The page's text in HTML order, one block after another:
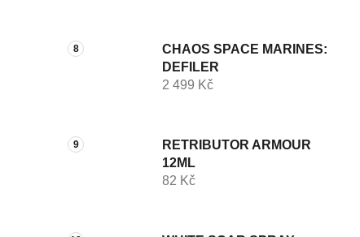
CHAOS SPACE MARINES:
DEFILER
2 499 Kč
RETRIBUTOR ARMOUR
12ML
82 Kč